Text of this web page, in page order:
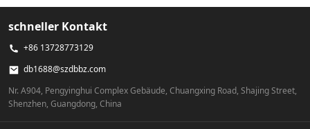
schneller Kontakt
+86 13728773129
db1688@szdbbz.com
Nr. A904, Pengyinghui Complex Gebäude, Chuangxing Road, Shajing Street,
Shenzhen, Guangdong, China